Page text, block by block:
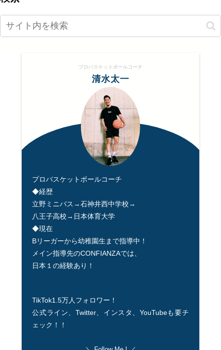
プロバスケットボールコーチ
清水太一
プロバスケットボールコーチ
◆経歴
立野ミニバス→石神井西中学校→
八王子高校→日本体育大学
◆現在
Bリーガーから幼稚園生まで指導中！
メイン指導先のCONFIANZAでは、
日本１の経験あり！
TikTok1.5万人フォロワー！
公式ライン、Twitter、インスタ、YouTubeも要チ
ェック！！